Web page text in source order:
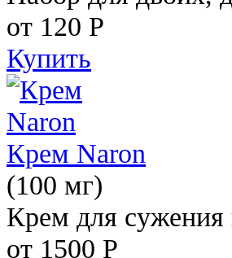
от 120 Р
Купить
Крем Naron
(100 мг)
Крем для сужения
от 1500 Р